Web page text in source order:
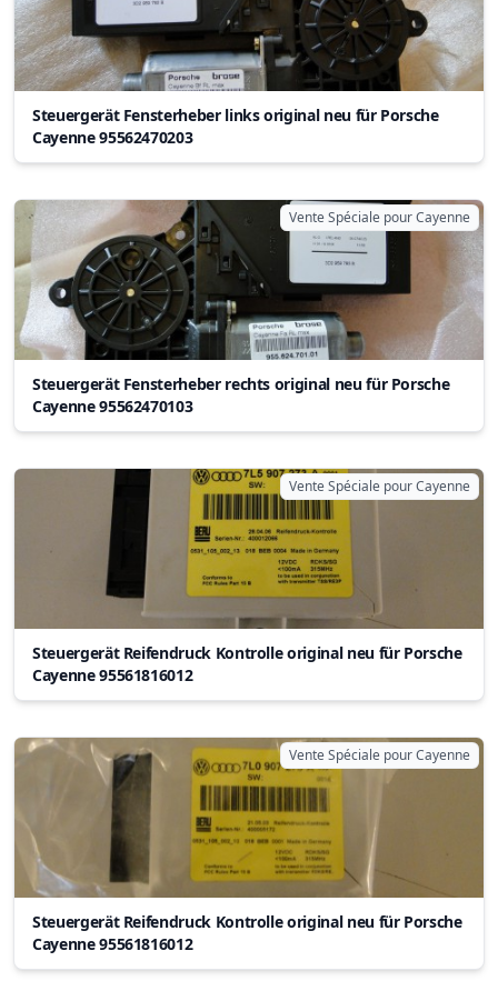
Steuergerät Fensterheber links original neu für Porsche
Cayenne 95562470203
Vente Spéciale pour Cayenne
Steuergerät Fensterheber rechts original neu für Porsche
Cayenne 95562470103
Vente Spéciale pour Cayenne
Steuergerät Reifendruck Kontrolle original neu für Porsche
Cayenne 95561816012
Vente Spéciale pour Cayenne
Steuergerät Reifendruck Kontrolle original neu für Porsche
Cayenne 95561816012